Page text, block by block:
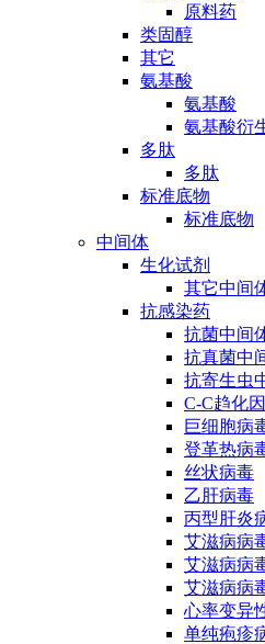
原料药
类固醇
其它
氨基酸
氨基酸
氨基酸衍
多肽
多肽
标准底物
标准底物
中间体
生化试剂
其它中间
抗感染药
抗菌中间
抗真菌中
抗寄生虫
C-C趋化
巨细胞病
登革热病
丝状病毒
乙肝病毒
丙型肝炎
艾滋病病
艾滋病病
艾滋病病
心率变异
单纯疱疹